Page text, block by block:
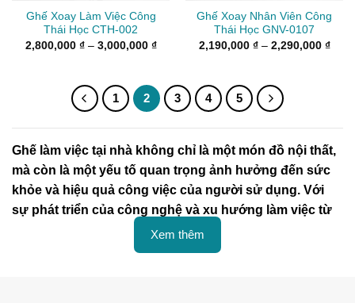
Ghế Xoay Làm Việc Công
Thái Học CTH-002
2,800,000 ₫ – 3,000,000 ₫Khoảng
đến
3,000,000 ₫
Ghế Xoay Nhân Viên Công
Thái Học GNV-0107
2,190,000 ₫ – 2,290,000 ₫
1 2 3 4 5
Ghế làm việc tại nhà không chỉ là một món đồ nội thất,
mà còn là một yếu tố quan trọng ảnh hưởng đến sức
khỏe và hiệu quả công việc của người sử dụng. Với
sự phát triển của công nghệ và xu hướng làm việc từ
xa, việc sở hữu một chiếc ghế làm việc đẹp, thoải mái
đã trở thành nhu cầu thiết yếu đối với những người
Xem thêm